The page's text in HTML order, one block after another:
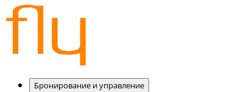
Бронирование и управление